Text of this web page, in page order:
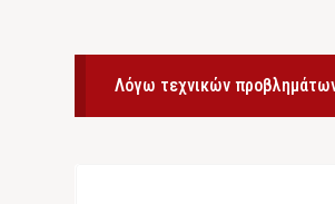
Λόγω τεχνικών